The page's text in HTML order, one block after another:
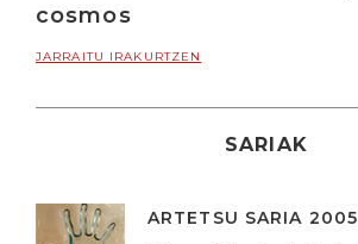
cosmos
JARRAITU IRAKURTZEN
SARIAK
ARTETSU SARIA 2005